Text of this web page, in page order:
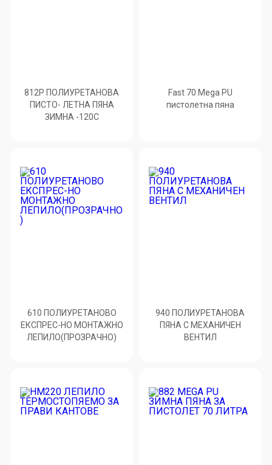
812P ПОЛИУРЕТАНОВА
ПИСТО- ЛЕТНА ПЯНА
ЗИМНА -120С
Fast 70 Mega PU
пистолетна пяна
610 ПОЛИУРЕТАНОВО
ЕКСПРЕС-НО МОНТАЖНО
ЛЕПИЛО(ПРОЗРАЧНО)
940 ПОЛИУРЕТАНОВА
ПЯНА С МЕХАНИЧЕН
ВЕНТИЛ